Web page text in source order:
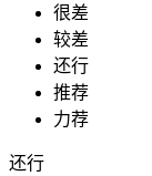
很差
较差
还行
推荐
力荐
还行